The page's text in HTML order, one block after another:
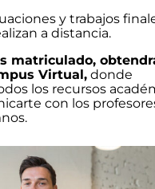
y trabajos
a distancia.
matriculado,
Virtual, donde
los recursos
con los